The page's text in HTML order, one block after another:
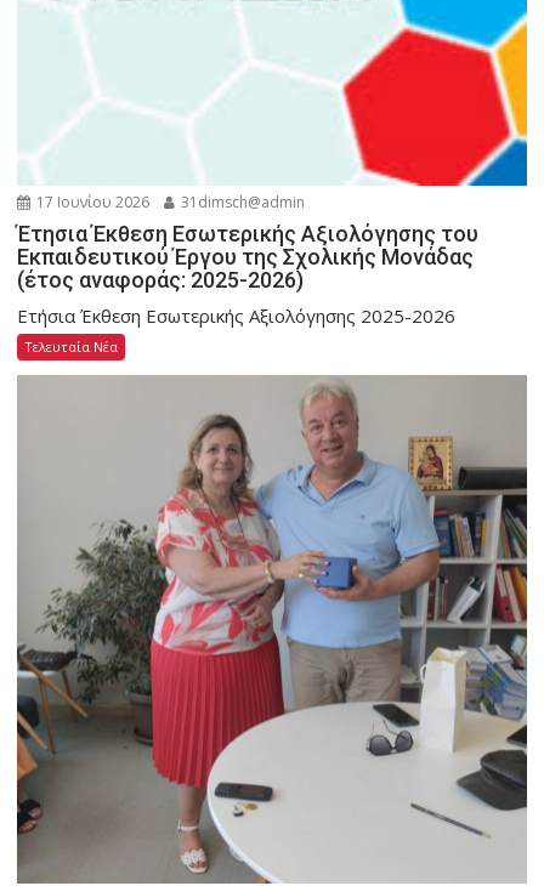
17 Ιουνίου 2026 31dimsch@admin
Έτησια Έκθεση Εσωτερικής Αξιολόγησης του
Εκπαιδευτικού Έργου της Σχολικής Μονάδας
(έτος αναφοράς: 2025-2026)
Ετήσια Έκθεση Εσωτερικής Αξιολόγησης 2025-2026
Τελευταία Νέα